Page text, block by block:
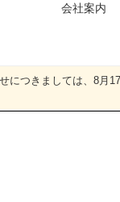
会社案内
につきましては、8月